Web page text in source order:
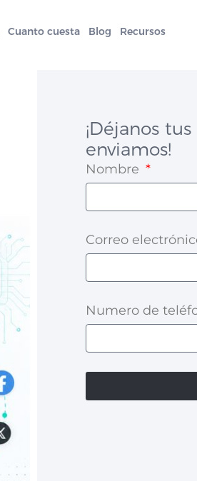
Cuanto cuesta Blog Recursos
¡Déjanos
enviamos!
Nombre
Correo
Numero de